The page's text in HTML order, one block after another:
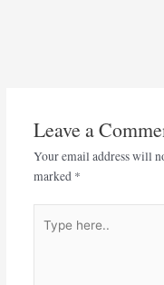
Leave a
Your email address will
marked *
here..